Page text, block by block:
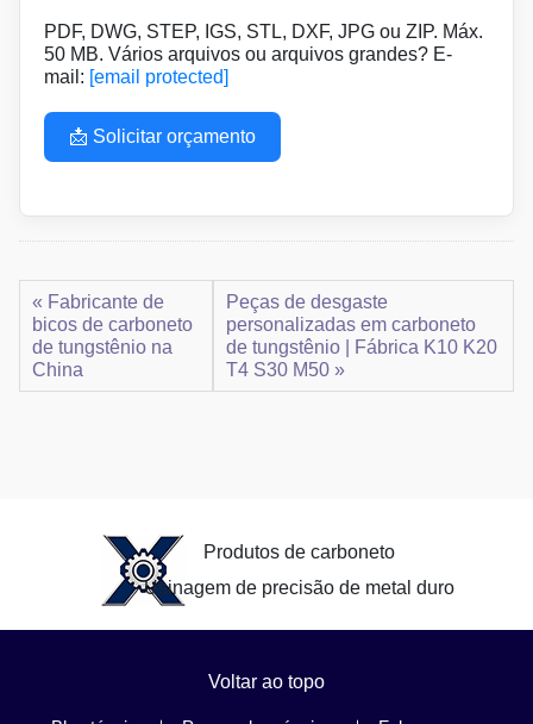
PDF, DWG, STEP, IGS, STL, DXF, JPG ou ZIP. Máx.
50 MB. Vários arquivos ou arquivos grandes? E-
mail: [email protected]
📩 Solicitar orçamento
« Fabricante de
bicos de carboneto
de tungstênio na
China
Peças de desgaste
personalizadas em carboneto
de tungstênio | Fábrica K10 K20
T4 S30 M50 »
Produtos de carboneto
Usinagem de precisão de metal duro
Voltar ao topo